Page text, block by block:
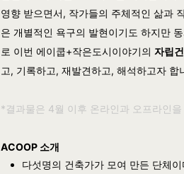
영향 받으면서, 작가들의 주체적인 삶과
은 개별적인 욕구의 발현이기도 하지만
로 이번 에이쿱+작은도시이야기의 자립
고, 기록하고, 재발견하고, 해석하고자 합
*결과물은 4월 이후 온라인과 오프라인
ACOOP 소개
다섯명의 건축가가 모여 만든 단체